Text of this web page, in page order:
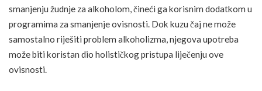
smanjenju žudnje za alkoholom, čineći ga korisnim dodatkom u
programima za smanjenje ovisnosti. Dok kuzu čaj ne može
samostalno riješiti problem alkoholizma, njegova upotreba
može biti koristan dio holističkog pristupa liječenju ove
ovisnosti.